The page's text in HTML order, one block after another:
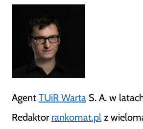
Agent TUiR Warta S. A. w
Redaktor rankomat.pl z